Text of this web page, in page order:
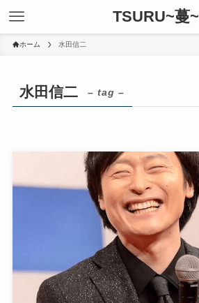
TSURU~蔓~
ホーム 水田信二
水田信二 – tag –